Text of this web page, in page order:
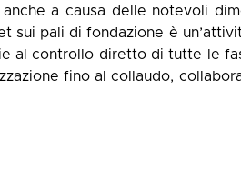
a causa delle notevoli
sui pali di fondazione è
al controllo diretto di tutte le
fino al collaudo,